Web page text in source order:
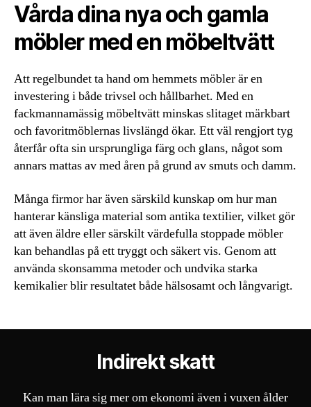
Vårda dina nya och gamla
möbler med en möbeltvätt
Att regelbundet ta hand om hemmets möbler är en
investering i både trivsel och hållbarhet. Med en
fackmannamässig möbeltvätt minskas slitaget märkbart
och favoritmöblernas livslängd ökar. Ett väl rengjort tyg
återfår ofta sin ursprungliga färg och glans, något som
annars mattas av med åren på grund av smuts och damm.
Många firmor har även särskild kunskap om hur man
hanterar känsliga material som antika textilier, vilket gör
att även äldre eller särskilt värdefulla stoppade möbler
kan behandlas på ett tryggt och säkert vis. Genom att
använda skonsamma metoder och undvika starka
kemikalier blir resultatet både hälsosamt och långvarigt.
Indirekt skatt
Kan man lära sig mer om ekonomi även i vuxen ålder